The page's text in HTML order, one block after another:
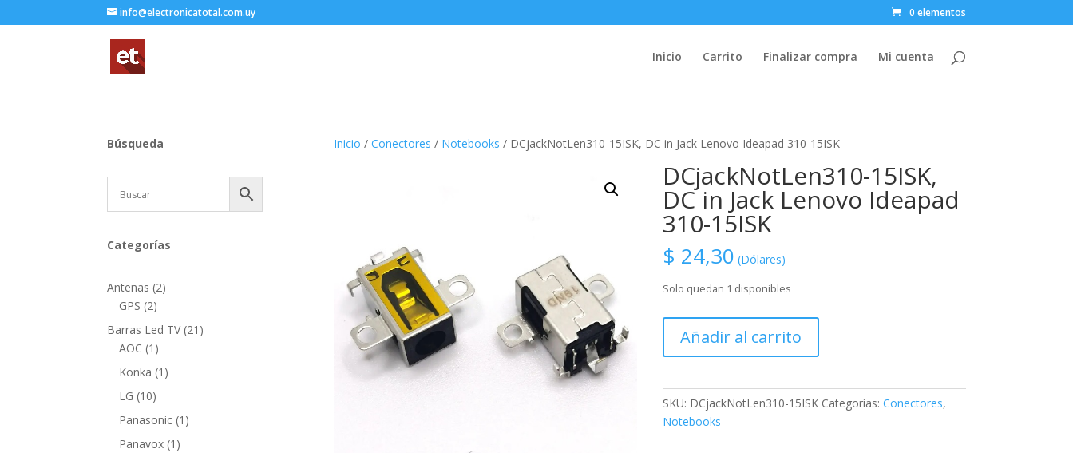
info@electronicatotal.com.uy 0 elementos
Inicio Carrito Finalizar compra Mi cuenta
Inicio / Conectores / Notebooks / DCjackNotLen310-15ISK, DC in Jack Lenovo Ideapad 310-15ISK
DCjackNotLen310-15ISK,
DC in Jack Lenovo Ideapad
310-15ISK
$ 24,30 (Dólares)
Solo quedan 1 disponibles
15ISK,
DC
Jack
Lenovo
Añadir al carrito
SKU: DCjackNotLen310-15ISK Categorías: Conectores,
Notebooks
Búsqueda
Categorías
Antenas 22
GPS 22
productos
Barras Led TV 21 21
AOC 1 1
producto
Konka 1 1
LG 1010
productos
Panasonic 1 1
Panavox 1 1